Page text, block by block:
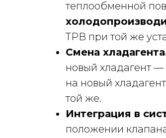
теплообменной
ТРВ при той же
Смена
новый хладагент —
на новый
той же.
Интеграция в
положении